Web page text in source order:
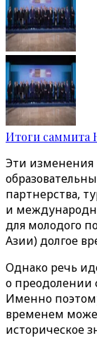
Итоги саммита
Эти изменения
партнерства,
и
для молодого
Азии) долгое
Однако речь
о преодолении
Именно
временем
историческое